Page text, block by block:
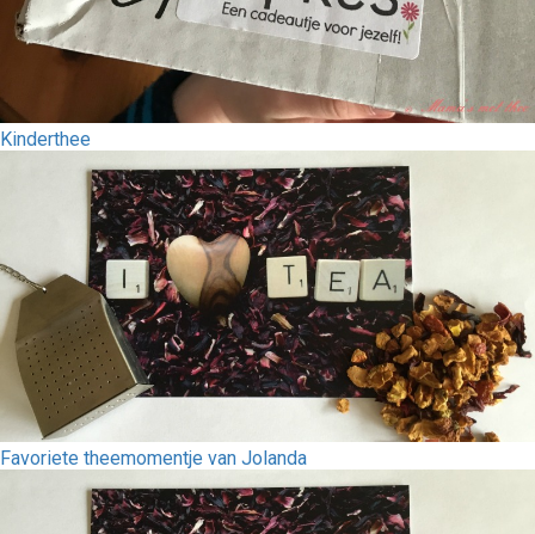
Kinderthee
Favoriete theemomentje van Jolanda